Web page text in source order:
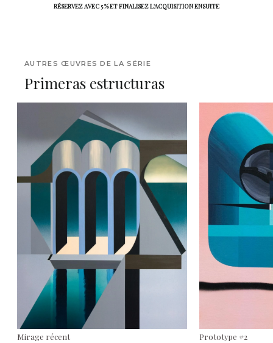
RÉSERVEZ AVEC 5 % ET FINALISEZ L'ACQUISITION ENSUITE
AUTRES ŒUVRES DE LA SÉRIE
Primeras estructuras
Mirage récent Prototype #2